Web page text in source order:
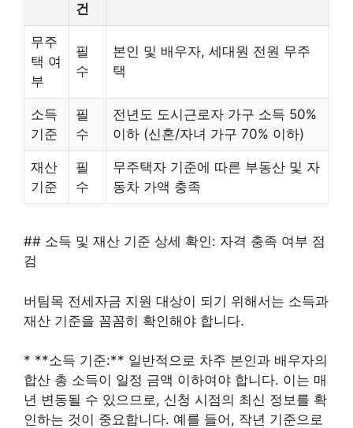
건
무주
택 여
부
필
수
본인 및 배우자, 세대원 전원 무주
택
소득
기준
필
수
전년도 도시근로자 가구 소득 50%
이하 (신혼/자녀 가구 70% 이하)
재산
기준
필
수
무주택자 기준에 따른 부동산 및 자
동차 가액 충족
## 소득 및 재산 기준 상세 확인: 자격 충족 여부 점
검
버팀목 전세자금 지원 대상이 되기 위해서는 소득과
재산 기준을 꼼꼼히 확인해야 합니다.
* **소득 기준:** 일반적으로 차주 본인과 배우자의
합산 총 소득이 일정 금액 이하여야 합니다. 이는 매
년 변동될 수 있으므로, 신청 시점의 최신 정보를 확
인하는 것이 중요합니다. 예를 들어, 작년 기준으로